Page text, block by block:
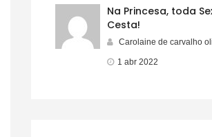
Na Princesa, toda
Cesta!
Carolaine de carvalho
1 abr 2022